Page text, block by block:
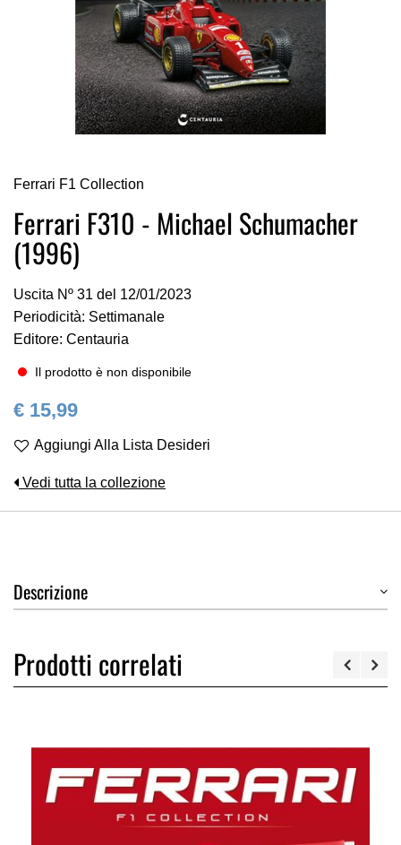
all'inizio
della
galleria
di
immagini
Ferrari F1 Collection
Ferrari F310 - Michael Schumacher
(1996)
Uscita Nº 31 del 12/01/2023
Periodicità: Settimanale
Editore: Centauria
Il prodotto è non disponibile
€ 15,99
Aggiungi Alla Lista Desideri
Vedi tutta la collezione
Descrizione
Prodotti correlati